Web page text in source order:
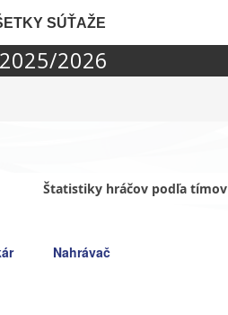
SÚŤAŽE
2026
Štatistiky hráčov podľa tímov
Nahrávač